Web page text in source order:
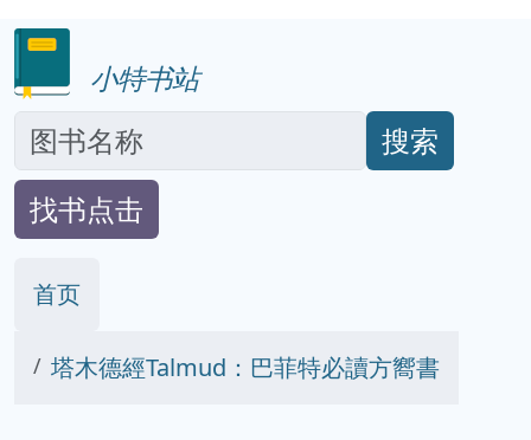
小特书站
搜索
找书点击
首页
塔木德經Talmud：巴菲特必讀方嚮書